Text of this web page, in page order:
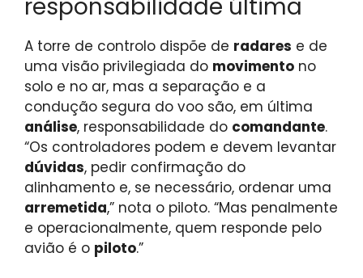
responsabilidade última
A torre de controlo dispõe de radares e de
uma visão privilegiada do movimento no
solo e no ar, mas a separação e a
condução segura do voo são, em última
análise, responsabilidade do comandante.
“Os controladores podem e devem levantar
dúvidas, pedir confirmação do
alinhamento e, se necessário, ordenar uma
arremetida,” nota o piloto. “Mas penalmente
e operacionalmente, quem responde pelo
avião é o piloto.”